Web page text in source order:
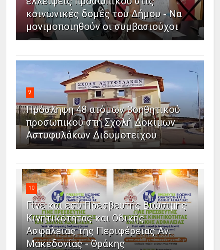
κοινωνικές δομές του Δήμου - Να
μονιμοποιηθούν οι συμβασιούχοι
9
Πρόσληψη 48 ατόμων βοηθητικού
προσωπικού στη Σχολή Δοκίμων
Αστυφυλάκων Διδυμοτείχου
10
Γίνε και εσύ Πρεσβευτής Βιώσιμης
Κινητικότητας και Οδικής
Ασφάλειας της Περιφέρειας Αν.
Μακεδονίας - Θράκης